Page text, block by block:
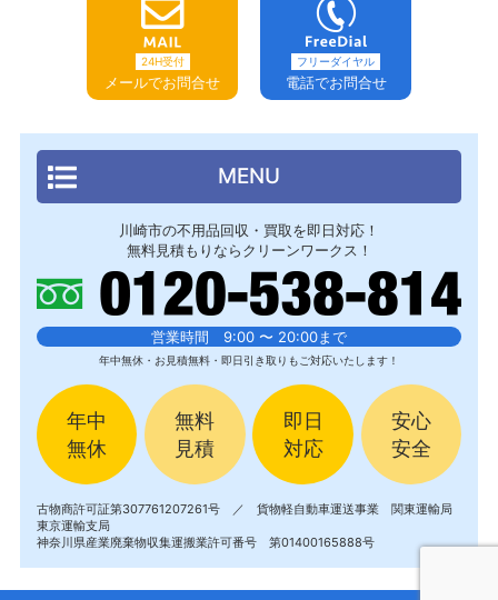
24H受付
メールでお問合せ
フリーダイヤル
電話でお問合せ
MENU
川崎市の不用品回収・買取を即日対応！
無料見積もりならクリーンワークス！
営業時間 9:00 〜 20:00まで
年中無休・お見積無料・即日引き取りもご対応いたします！
年中
無休
無料
見積
即日
対応
安心
安全
古物商許可証第307761207261号 ／ 貨物軽自動車運送事業 関東運輸局
東京運輸支局
神奈川県産業廃棄物収集運搬業許可番号 第01400165888号